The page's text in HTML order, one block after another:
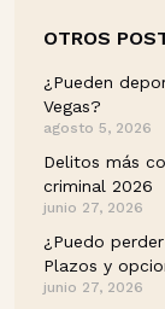
OTROS
¿Pueden
Vegas?
agosto 5, 2026
Delitos más
criminal 2026
junio 27, 2026
¿Puedo
Plazos y
junio 27, 2026